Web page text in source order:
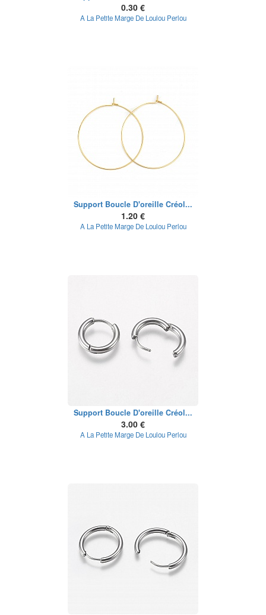
0.30 €
A La Petite Marge De Loulou Perlou
Support Boucle D'oreille Créol...
1.20 €
A La Petite Marge De Loulou Perlou
Support Boucle D'oreille Créol...
3.00 €
A La Petite Marge De Loulou Perlou